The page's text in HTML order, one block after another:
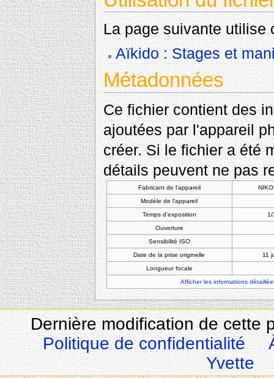
La page suivante utilise
Aïkido : Stages et
Métadonnées
Ce fichier contient des
ajoutées par l'appareil
créer. Si le fichier a été
détails peuvent ne pas
Fabricant de l'appareil
Modèle de l'appareil
Temps d'exposition
Ouverture
Sensibilité ISO
Date de la prise originelle
11
Longueur focale
Afficher les informations
Dernière modification de cette
Politique de confidentialité
Yvette